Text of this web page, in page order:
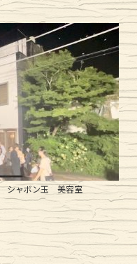
シャボン玉 美容室